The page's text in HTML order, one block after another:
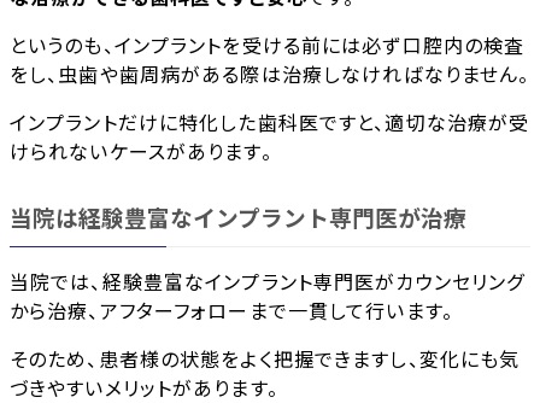
というのも、インプラントを受ける前には必ず口腔内の検査
をし、虫歯や歯周病がある際は治療しなければなりません。
インプラントだけに特化した歯科医ですと、適切な治療が受
けられないケースがあります。
当院は経験豊富なインプラント専門医が治療
当院では、経験豊富なインプラント専門医がカウンセリング
から治療、アフターフォローまで一貫して行います。
そのため、患者様の状態をよく把握できますし、変化にも気
づきやすいメリットがあります。